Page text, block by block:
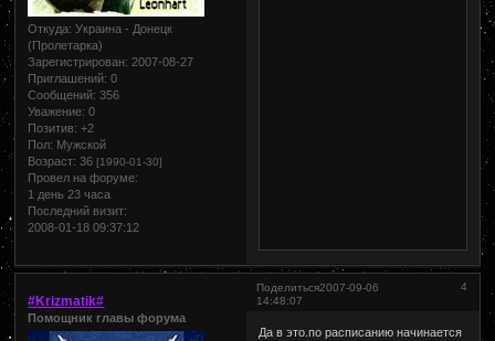
Откуда: Украина - Донецк
(Пролетарка)
Зарегистрирован: 2007-08-27
Приглашений: 0
Сообщений: 356
Уважение: 0
Позитив: +2
Пол: Мужской
Возраст: 36[1990-01-30]
Провел на форуме:
1 день 23 часа
Последний визит:
2008-01-18 09:37:12
Поделиться 4
2007-09-06
14:48:07
#Krizmatik#
Помощник главы форума
Да в это.по расписанию начинается